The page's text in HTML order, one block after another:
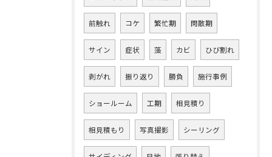
前触れ コケ 繁忙期 閑散期
サイン 症状 藻 カビ ひび割れ
剥がれ 振り返り 勝負 施行事例
ショールーム 工期 相見積り
相見積もり 写真撮影 シーリング